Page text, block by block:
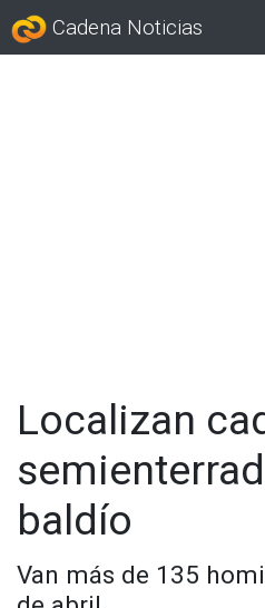
Cadena Noticias
Localizan
baldío
Van más de 135